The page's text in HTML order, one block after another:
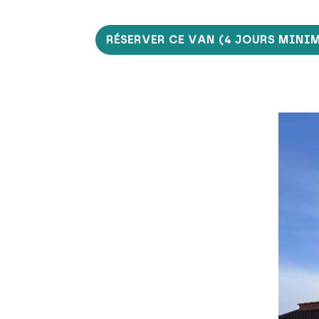
RÉSERVER CE VAN (4 JOURS